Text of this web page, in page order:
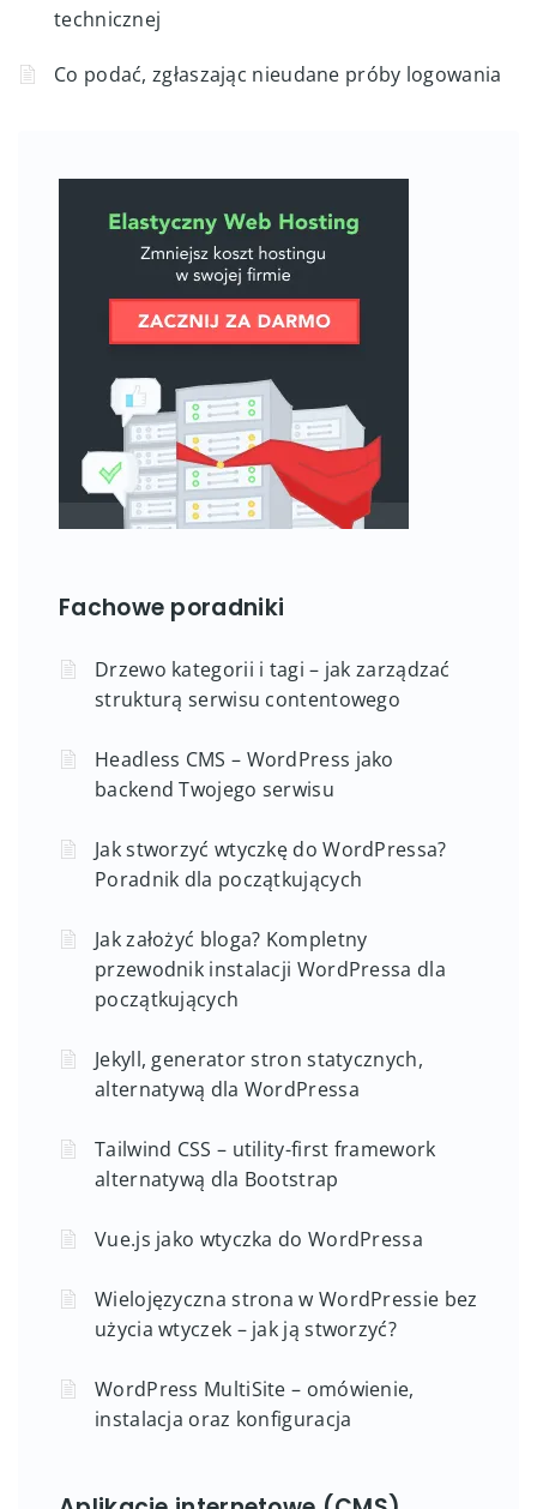
technicznej
Co podać, zgłaszając nieudane próby logowania
Fachowe poradniki
Drzewo kategorii i tagi – jak zarządzać
strukturą serwisu contentowego
Headless CMS – WordPress jako
backend Twojego serwisu
Jak stworzyć wtyczkę do WordPressa?
Poradnik dla początkujących
Jak założyć bloga? Kompletny
przewodnik instalacji WordPressa dla
początkujących
Jekyll, generator stron statycznych,
alternatywą dla WordPressa
Tailwind CSS – utility-first framework
alternatywą dla Bootstrap
Vue.js jako wtyczka do WordPressa
Wielojęzyczna strona w WordPressie bez
użycia wtyczek – jak ją stworzyć?
WordPress MultiSite – omówienie,
instalacja oraz konfiguracja